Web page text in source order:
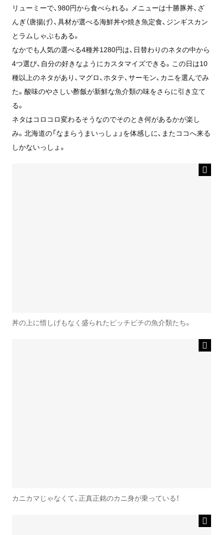
リューミーで、980円から食べられる。メニューは十勝豚丼、ざ
んぎ（唐揚げ）、具材が選べる海鮮丼や焼き魚定食、ジンギスカン
とラムしゃぶもある。
なかでも人気の選べる4種丼1280円は、日替わりのネタの中から
4つ選び、自分の好きなようにカスタマイズできる。この日は10
種以上のネタがあり、マグロ、ホタテ、サーモン、カニを選んでみ
た。酸味のやさしい酢飯が新鮮な魚介類の味をさらに引き立て
る。
ネタはコロコロ変わるそうなのでそのとき何があるかが楽し
み。北海道の「なまらうまいっしょ」を体感しに、またココへ来る
しかないっしょ。
丼の上に惜しげもなく盛られたピッチピチの魚介類たち。
カニカマじゃなくて、正真正銘のカニ身が乗っている！